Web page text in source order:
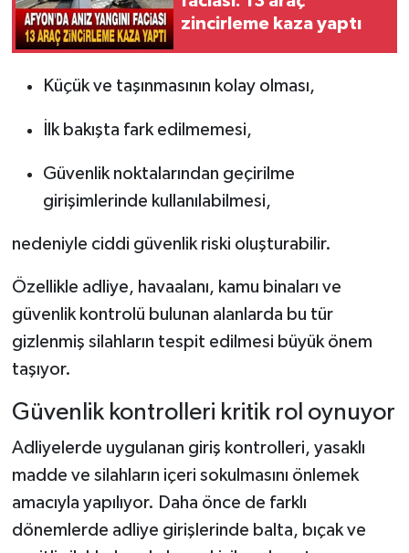
zincirleme kaza yaptı
Küçük ve taşınmasının kolay olması,
İlk bakışta fark edilmemesi,
Güvenlik noktalarından geçirilme
girişimlerinde kullanılabilmesi,
nedeniyle ciddi güvenlik riski oluşturabilir.
Özellikle adliye, havaalanı, kamu binaları ve
güvenlik kontrolü bulunan alanlarda bu tür
gizlenmiş silahların tespit edilmesi büyük önem
taşıyor.
Güvenlik kontrolleri kritik rol oynuyor
Adliyelerde uygulanan giriş kontrolleri, yasaklı
madde ve silahların içeri sokulmasını önlemek
amacıyla yapılıyor. Daha önce de farklı
dönemlerde adliye girişlerinde balta, bıçak ve